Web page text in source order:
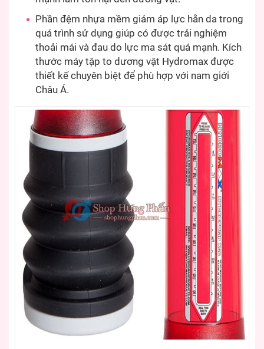
Phần đệm nhựa mềm giảm áp lực hằn da trong
quá trình sử dụng giúp có được trải nghiệm
thoải mái và đau do lực ma sát quá mạnh. Kích
thước máy tập to dương vật Hydromax được
thiết kế chuyên biệt để phù hợp với nam giới
Châu Á.